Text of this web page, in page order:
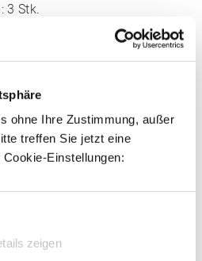
ohne Ihre Zustimmung, außer
treffen Sie jetzt eine
Einstellungen:
zeigen
3 Stk.
Fachebene
2004)